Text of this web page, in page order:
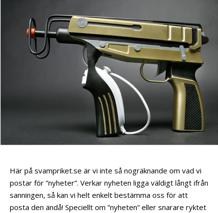
Här på svampriket.se är vi inte så nogräknande om vad vi
postar för ”nyheter”. Verkar nyheten ligga väldigt långt ifrån
sanningen, så kan vi helt enkelt bestämma oss för att
posta den ändå! Speciellt om ”nyheten” eller snarare ryktet